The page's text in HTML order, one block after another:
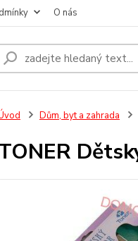
O nás
Dům, byt a zahrada